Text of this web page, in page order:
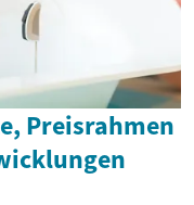
Preisrahmen